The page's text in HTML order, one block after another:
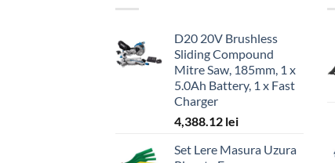
D20 20V Brushless
Sliding Compound
Mitre Saw, 185mm, 1 x
5.0Ah Battery, 1 x Fast
Charger
4,388.12 lei
Set Lere Masura Uzura